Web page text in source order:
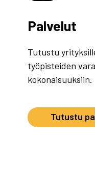
Palvelut
Tutustu
työpisteiden
kokonaisuuksiin.
Tutustu